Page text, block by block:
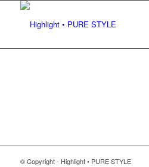
© Copyright - Highlight • PURE STYLE